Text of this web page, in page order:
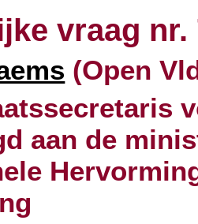
vraag nr.
(Open
aan de